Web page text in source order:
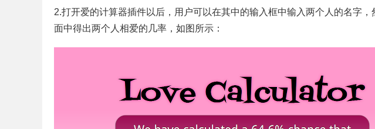
2.打开爱的计算器插件以后，用户可以在其中的输入框中输入两个人的名字
面中得出两个人相爱的几率，如图所示：